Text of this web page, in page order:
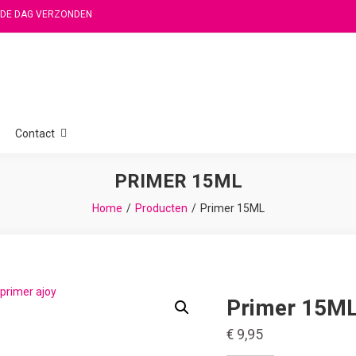
DAG VERZONDEN
Contact
PRIMER 15ML
Home Producten Primer 15ML
Primer
€9,95